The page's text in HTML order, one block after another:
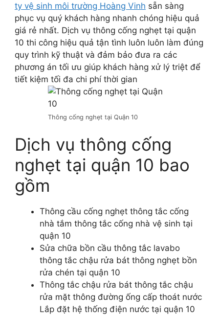
ty vệ sinh môi trường Hoàng Vinh sẵn sàng
phục vụ quý khách hàng nhanh chóng hiệu quả
giá rẻ nhất. Dịch vụ thông cống nghẹt tại quận
10 thi công hiệu quả tận tình luôn luôn làm đúng
quy trình kỹ thuật và đảm bảo đưa ra các
phương án tối ưu giúp khách hàng xử lý triệt để
tiết kiệm tối đa chi phí thời gian
Thông cống nghẹt tại Quận 10
Dịch vụ thông cống
nghẹt tại quận 10 bao
gồm
Thông cầu cống nghẹt thông tắc cống
nhà tắm thông tắc cống nhà vệ sinh tại
quận 10
Sửa chữa bồn cầu thông tắc lavabo
thông tắc chậu rửa bát thông nghẹt bồn
rửa chén tại quận 10
Thông tắc chậu rửa bát thông tắc chậu
rửa mặt thông đường ống cấp thoát nước
Lắp đặt hệ thống điện nước tại quận 10